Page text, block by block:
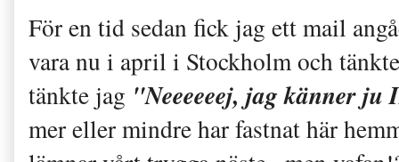
För en tid sedan fick jag ett mail
vara nu i april i Stockholm och
tänkte jag "Neeeeeej, jag känner
mer eller mindre har fastnat här